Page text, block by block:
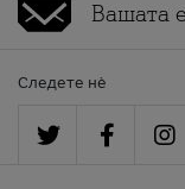
Следете нè